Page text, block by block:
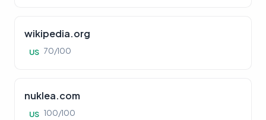
wikipedia.org
US 70/100
nuklea.com
US 100/100